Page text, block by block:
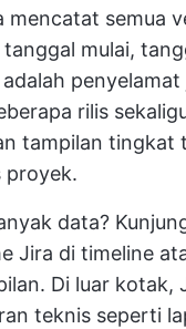
mencatat semua
mulai,
penyelamat
rilis
tampilan tingkat
proyek.
data?
Jira di timeline
Di luar kotak,
teknis seperti